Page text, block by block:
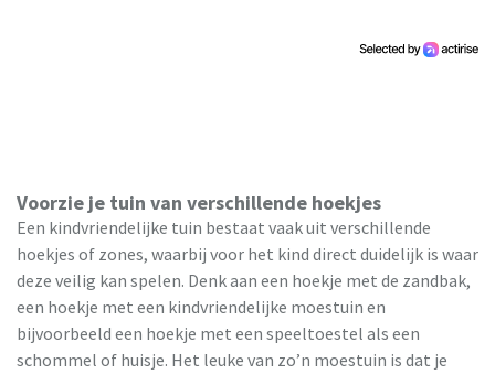
Voorzie je tuin van verschillende hoekjes
Een kindvriendelijke tuin bestaat vaak uit verschillende
hoekjes of zones, waarbij voor het kind direct duidelijk is waar
deze veilig kan spelen. Denk aan een hoekje met de zandbak,
een hoekje met een kindvriendelijke moestuin en
bijvoorbeeld een hoekje met een speeltoestel als een
schommel of huisje. Het leuke van zo’n moestuin is dat je